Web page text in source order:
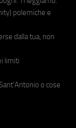
polemiche e
dalla tua, non
limiti
o cose